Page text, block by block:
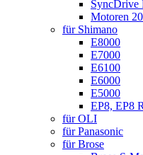
SyncDrive
Motoren
für Shimano
E8000
E7000
E6100
E6000
E5000
EP8, EP8
für OLI
für Panasonic
für Brose